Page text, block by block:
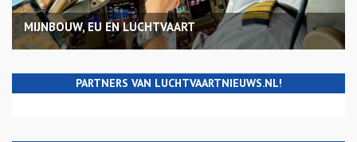
MIJNBOUW, EU EN LUCHTVAART
PARTNERS VAN LUCHTVAARTNIEUWS.NL!